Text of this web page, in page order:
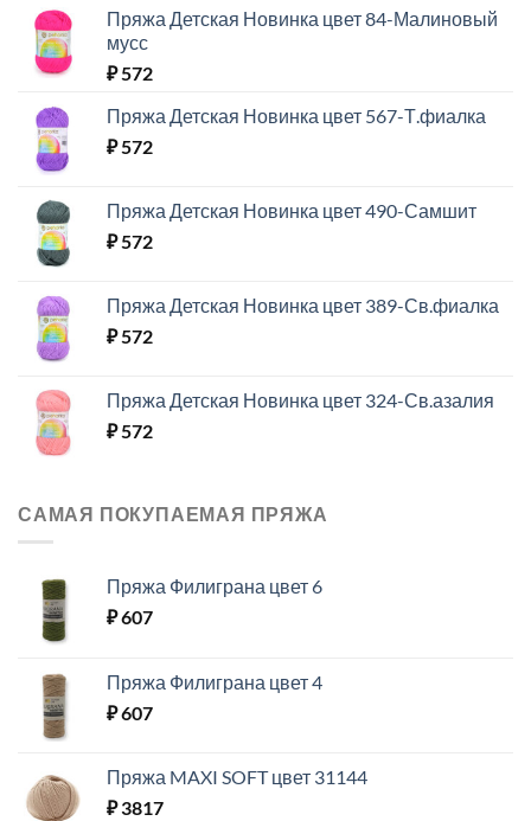
Пряжа Детская Новинка цвет 84-Малиновый
мусс
₽572
Пряжа Детская Новинка цвет 567-Т.фиалка
₽572
Пряжа Детская Новинка цвет 490-Самшит
₽572
Пряжа Детская Новинка цвет 389-Св.фиалка
₽572
Пряжа Детская Новинка цвет 324-Св.азалия
₽572
САМАЯ ПОКУПАЕМАЯ ПРЯЖА
Пряжа Филиграна цвет 6
₽607
Пряжа Филиграна цвет 4
₽607
Пряжа MAXI SOFT цвет 31144
₽3817